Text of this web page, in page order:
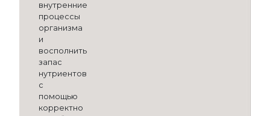
внутренние
процессы
организма
и
восполнить
запас
нутриентов
с
помощью
корректно